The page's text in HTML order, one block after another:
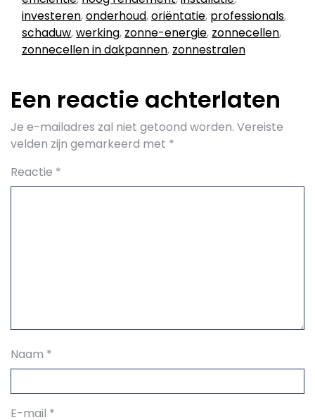
investeren,onderhoud,oriëntatie, professionals,
schaduw,werking, zonne-energie, zonnecellen,
zonnecellen in dakpannen, zonnestralen
Een reactie achterlaten
Je e-mailadres zal niet getoond worden. Vereiste
velden zijn gemarkeerd met *
Reactie *
Naam *
E-mail *